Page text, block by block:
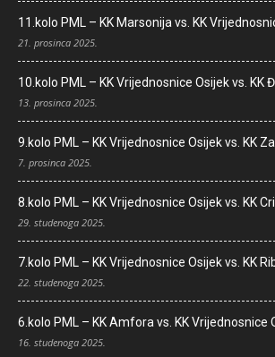
11.kolo PML – KK Marsonija vs. KK
21. prosinca 2025.
10.kolo PML – KK Vrijednosnice Osijek vs. KK
13. prosinca 2025.
9.kolo PML – KK Vrijednosnice Osijek vs. KK
7. prosinca 2025.
8.kolo PML – KK Vrijednosnice Osijek vs. KK
29. studenoga 2025.
7.kolo PML – KK Vrijednosnice Osijek vs. KK
22. studenoga 2025.
6.kolo PML – KK Amfora vs. KK Vrijednosnice
16. studenoga 2025.